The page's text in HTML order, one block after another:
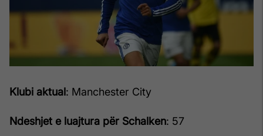
Klubi aktual : Manchester City
Ndeshjet e luajtura për Schalken: 57